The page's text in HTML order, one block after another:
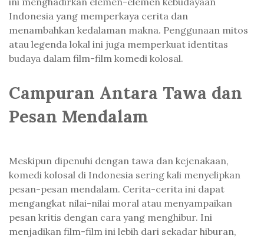
Indonesia yang memperkaya cerita dan
menambahkan kedalaman makna. Penggunaan mitos
atau legenda lokal ini juga memperkuat identitas
budaya dalam film-film komedi kolosal.
Campuran Antara Tawa dan
Pesan Mendalam
Meskipun dipenuhi dengan tawa dan kejenakaan,
komedi kolosal di Indonesia sering kali menyelipkan
pesan-pesan mendalam. Cerita-cerita ini dapat
mengangkat nilai-nilai moral atau menyampaikan
pesan kritis dengan cara yang menghibur. Ini
menjadikan film-film ini lebih dari sekadar hiburan,